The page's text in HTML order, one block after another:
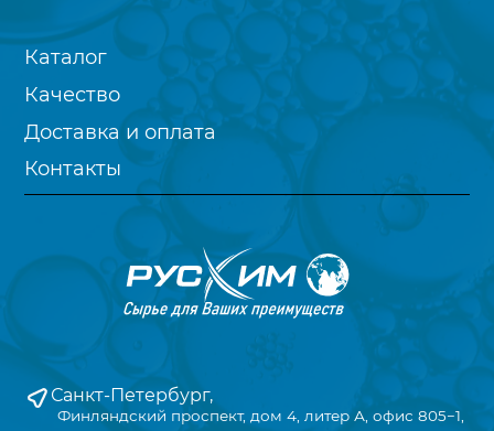
Санкт-Петербург,
Финляндский проспект, дом 4, литер А, офис 805−1,
Каталог
Качество
Доставка и оплата
Контакты